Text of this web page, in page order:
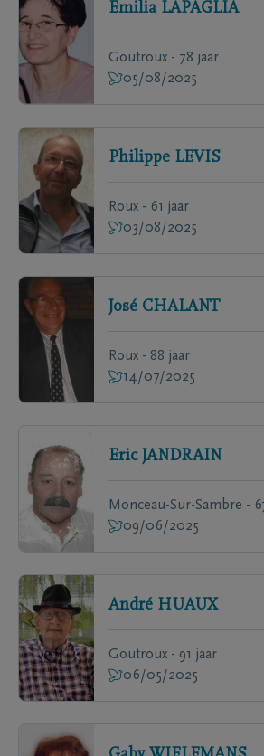
Emilia LAPAGLIA
Goutroux - 78 jaar
05/08/2025
Philippe LEVIS
Roux - 61 jaar
03/08/2025
José CHALANT
Roux - 88 jaar
14/07/2025
Eric JANDRAIN
Monceau-Sur-Sambre -
09/06/2025
André HUAUX
Goutroux - 91 jaar
06/05/2025